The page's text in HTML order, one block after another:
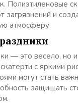
Полиэтиленовые
загрязнений и
атмосферу.
— это весело, но и
с яркими
могут стать
защищать